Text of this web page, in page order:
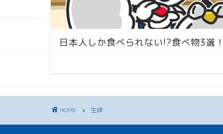
日本人しか食べられない!?食べ物3選
HOME 生卵